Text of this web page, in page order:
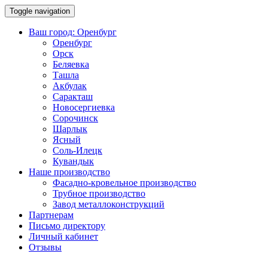
Toggle navigation
Ваш город: Оренбург
Оренбург
Орск
Беляевка
Ташла
Акбулак
Саракташ
Новосергиевка
Сорочинск
Шарлык
Ясный
Соль-Илецк
Кувандык
Наше производство
Фасадно-кровельное производство
Трубное производство
Завод металлоконструкций
Партнерам
Письмо директору
Личный кабинет
Отзывы